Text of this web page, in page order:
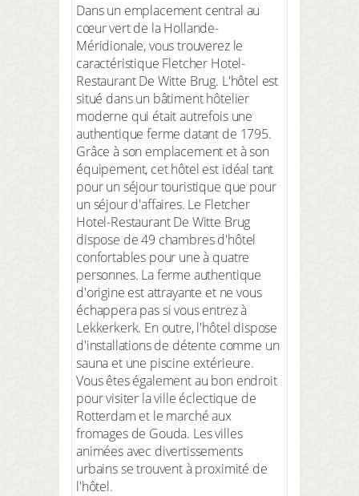
Dans un emplacement central au
cœur vert de la Hollande-
Méridionale, vous trouverez le
caractéristique Fletcher Hotel-
Restaurant De Witte Brug. L'hôtel est
situé dans un bâtiment hôtelier
moderne qui était autrefois une
authentique ferme datant de 1795.
Grâce à son emplacement et à son
équipement, cet hôtel est idéal tant
pour un séjour touristique que pour
un séjour d'affaires. Le Fletcher
Hotel-Restaurant De Witte Brug
dispose de 49 chambres d'hôtel
confortables pour une à quatre
personnes. La ferme authentique
d'origine est attrayante et ne vous
échappera pas si vous entrez à
Lekkerkerk. En outre, l'hôtel dispose
d'installations de détente comme un
sauna et une piscine extérieure.
Vous êtes également au bon endroit
pour visiter la ville éclectique de
Rotterdam et le marché aux
fromages de Gouda. Les villes
animées avec divertissements
urbains se trouvent à proximité de
l'hôtel.